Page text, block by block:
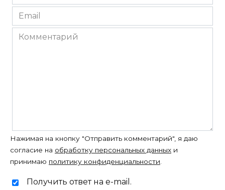
*
Email
*
Комментарий
Нажимая на кнопку "Отправить комментарий", я даю
согласие на обработку персональных данных и
принимаю политику конфиденциальности.
Получить ответ на e-mail.